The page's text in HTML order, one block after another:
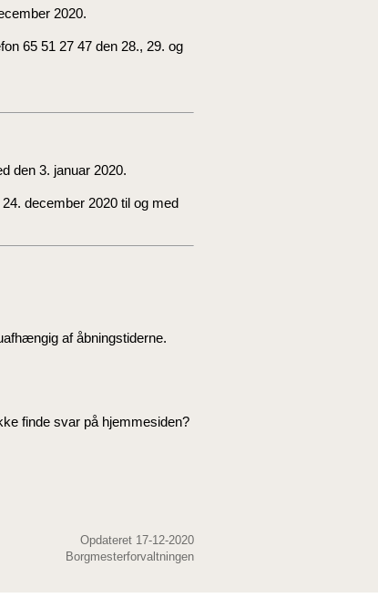
2020.
65 51 27 47 den 28., 29. og
den 3. januar 2020.
december 2020 til og med
af åbningstiderne.
finde svar på hjemmesiden?
Opdateret 17-12-2020
Borgmesterforvaltningen